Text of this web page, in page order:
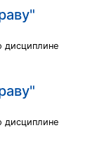
дисциплине
дисциплине